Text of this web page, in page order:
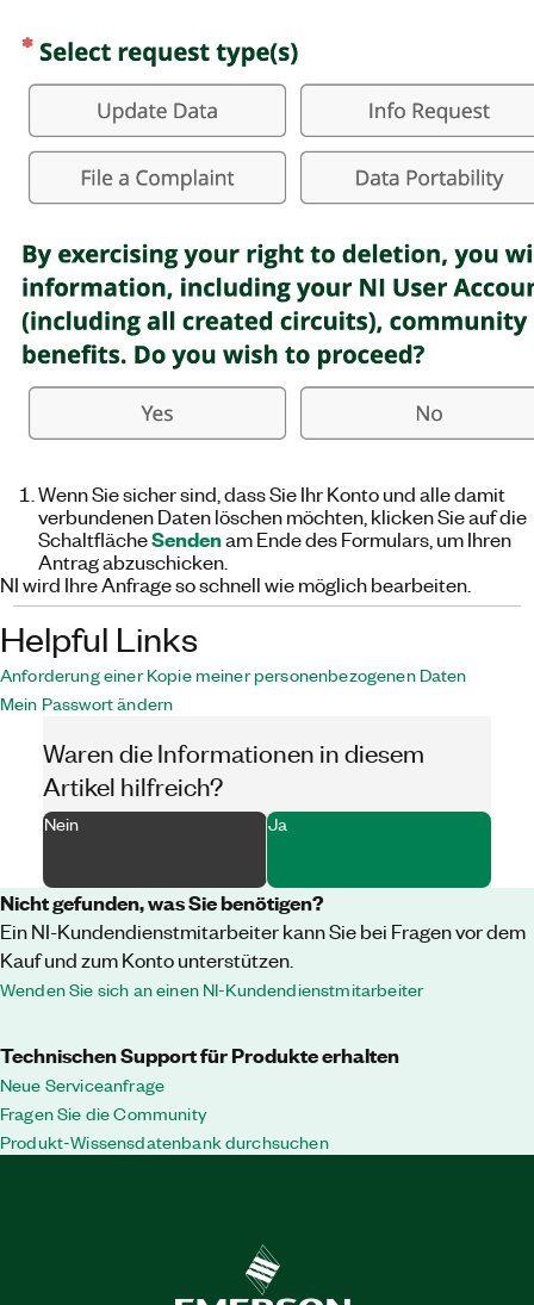
Wenn Sie sicher sind, dass Sie Ihr Konto und alle damit
verbundenen Daten löschen möchten, klicken Sie auf die
SchaltflächeSendenam Ende des Formulars, um Ihren
Antrag abzuschicken.
NI wird Ihre Anfrage so schnell wie möglich bearbeiten.
Helpful Links
Anforderung einer Kopie meiner personenbezogenen Daten
Mein Passwort ändern
Waren die Informationen in diesem
Artikel hilfreich?
Nein Ja
Nicht gefunden, was Sie benötigen?
Ein NI-Kundendienstmitarbeiter kann Sie bei Fragen vor dem
Kauf und zum Konto unterstützen.
Wenden Sie sich an einen NI-Kundendienstmitarbeiter
Technischen Support für Produkte erhalten
Neue Serviceanfrage
Fragen Sie die Community
Produkt-Wissensdatenbank durchsuchen